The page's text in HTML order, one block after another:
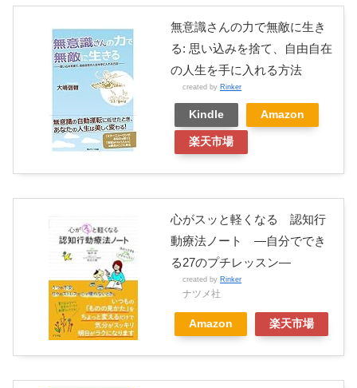
無意識さんの力で無敵に生き
る: 思い込みを捨て、自由自在
の人生を手に入れる方法
created by Rinker
Kindle Amazon
楽天市場
心がスッと軽くなる 認知行
動療法ノート ―自分ででき
る27のプチレッスン―
created by Rinker
ナツメ社
Amazon 楽天市場